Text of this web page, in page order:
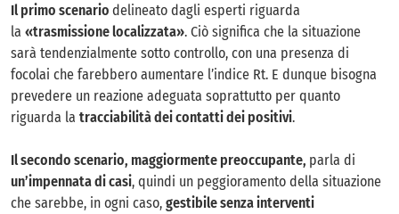
Il primo scenario delineato dagli esperti riguarda
la «trasmissione localizzata». Ciò significa che la situazione
sarà tendenzialmente sotto controllo, con una presenza di
focolai che farebbero aumentare l’indice Rt. E dunque bisogna
prevedere un reazione adeguata soprattutto per quanto
riguarda la tracciabilità dei contatti dei positivi.
Il secondo scenario, maggiormente preoccupante, parla di
un’impennata di casi, quindi un peggioramento della situazione
che sarebbe, in ogni caso, gestibile senza interventi